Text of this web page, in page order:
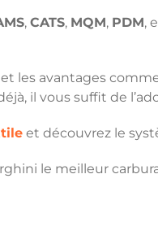
, CATS, MQM, PDM,
les avantages
il vous suffit de
et découvrez le
le meilleur